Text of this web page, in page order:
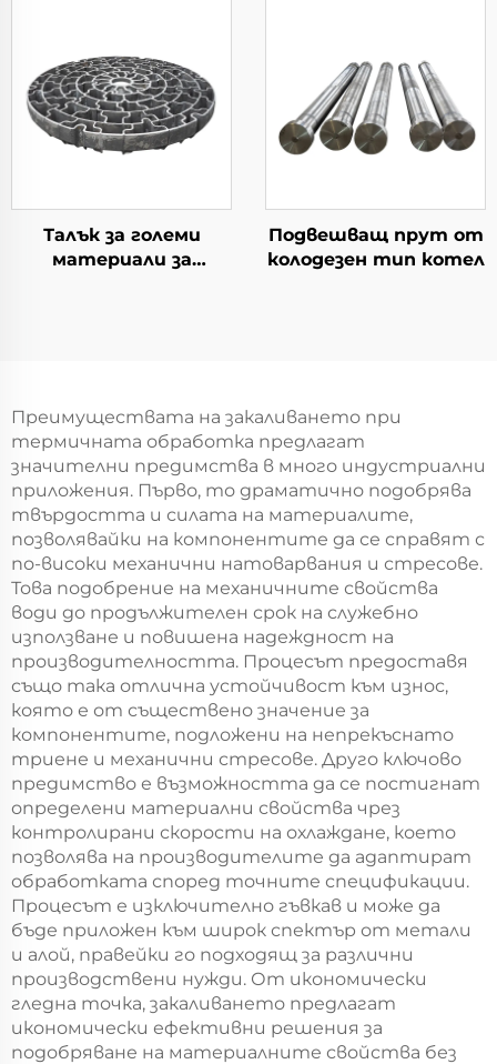
Талък за големи
материали за
Подвешващ прут от
колодезен тип котел
Преимуществата на закаливането при
термичната обработка предлагат
значителни предимства в много индустриални
приложения. Първо, то драматично подобрява
твърдостта и силата на материалите,
позволявайки на компонентите да се справят с
по-високи механични натоварвания и стресове.
Това подобрение на механичните свойства
води до продължителен срок на служебно
използване и повишена надеждност на
производителността. Процесът предоставя
също така отлична устойчивост към износ,
която е от съществено значение за
компонентите, подложени на непрекъснато
триене и механични стресове. Друго ключово
предимство е възможността да се постигнат
определени материални свойства чрез
контролирани скорости на охлаждане, което
позволява на производителите да адаптират
обработката според точните спецификации.
Процесът е изключително гъвкав и може да
бъде приложен към широк спектър от метали
и алой, правейки го подходящ за различни
производствени нужди. От икономически
гледна точка, закаливането предлагат
икономически ефективни решения за
подобряване на материалните свойства без